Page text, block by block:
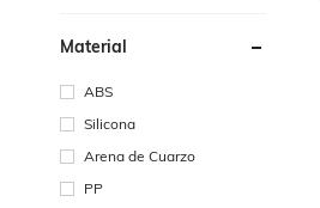
Material
ABS
Silicona
Arena de Cuarzo
PP